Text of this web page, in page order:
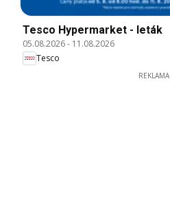
Tesco Hypermarket - leták
05.08.2026- 11.08.2026
Tesco
REKLAMA